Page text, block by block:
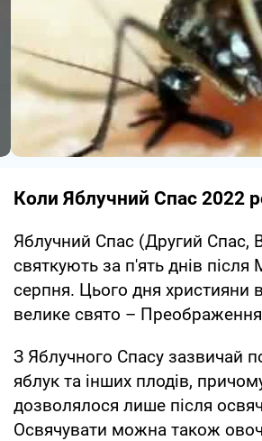
Коли Яблучний Спас 2022
Яблучний Спас (Другий Спас,
святкують за п'ять днів
серпня. Цього дня християни
велике свято –
З Яблучного Спасу зазвичай
яблук та інших плодів,
дозволялося лише після
Освячувати можна також